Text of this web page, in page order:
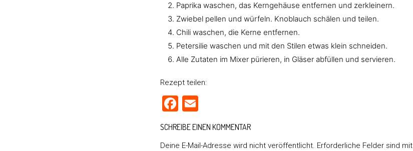
Paprika waschen, das Kerngehäuse entfernen und zerkleinern.
Zwiebel pellen und würfeln. Knoblauch schälen und teilen.
Chili waschen, die Kerne entfernen.
Petersilie waschen und mit den Stilen etwas klein schneiden.
Alle Zutaten im Mixer pürieren, in Gläser abfüllen und servieren.
Rezept teilen:
Facebook
SCHREIBE EINEN KOMMENTAR
Deine E-Mail-Adresse wird nicht veröffentlicht. Erforderliche Felder sind mit